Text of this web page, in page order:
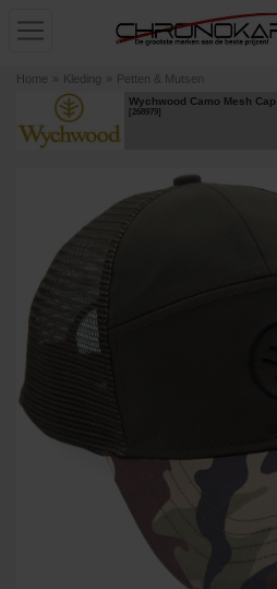
Home » Kleding » Petten & Mutsen
Wychwood Camo Mesh Cap
[268979]